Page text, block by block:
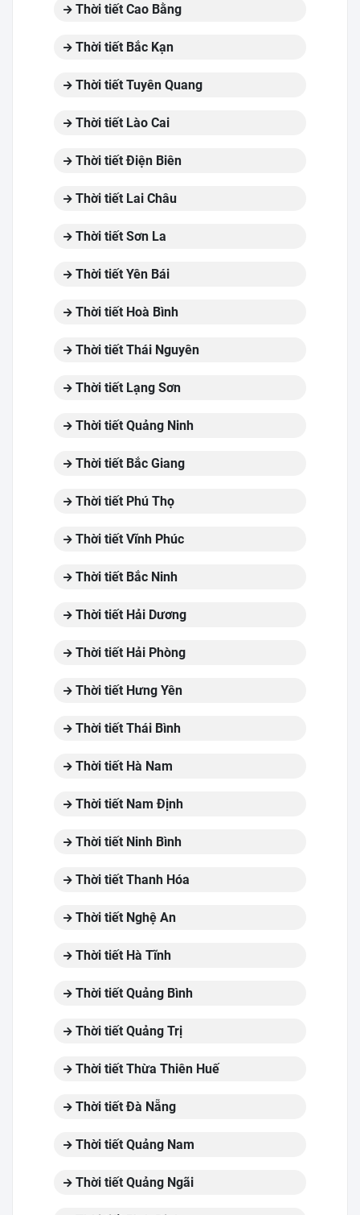
Thời tiết Cao Bằng
Thời tiết Bắc Kạn
Thời tiết Tuyên Quang
Thời tiết Lào Cai
Thời tiết Điện Biên
Thời tiết Lai Châu
Thời tiết Sơn La
Thời tiết Yên Bái
Thời tiết Hoà Bình
Thời tiết Thái Nguyên
Thời tiết Lạng Sơn
Thời tiết Quảng Ninh
Thời tiết Bắc Giang
Thời tiết Phú Thọ
Thời tiết Vĩnh Phúc
Thời tiết Bắc Ninh
Thời tiết Hải Dương
Thời tiết Hải Phòng
Thời tiết Hưng Yên
Thời tiết Thái Bình
Thời tiết Hà Nam
Thời tiết Nam Định
Thời tiết Ninh Bình
Thời tiết Thanh Hóa
Thời tiết Nghệ An
Thời tiết Hà Tĩnh
Thời tiết Quảng Bình
Thời tiết Quảng Trị
Thời tiết Thừa Thiên Huế
Thời tiết Đà Nẵng
Thời tiết Quảng Nam
Thời tiết Quảng Ngãi